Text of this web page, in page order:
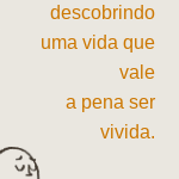
descobrindo
uma vida que
vale
a pena ser
vivida.